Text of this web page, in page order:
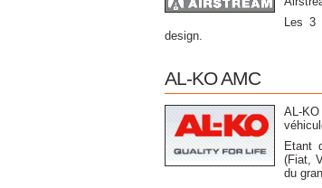
Les 3
design.
AL-KO AMC
AL-
Etant
(Fiat,
du